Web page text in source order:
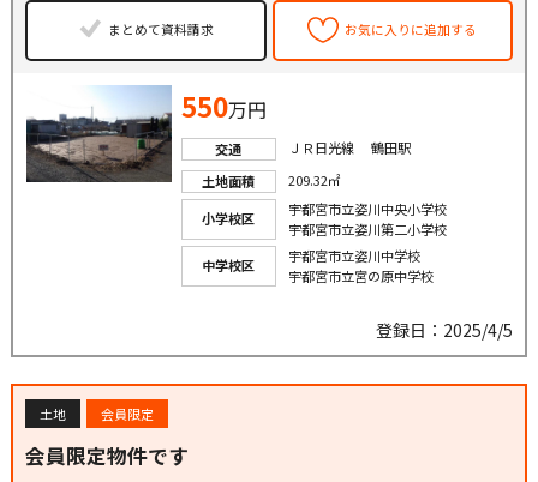
まとめて資料請求 お気に入りに追加する
550万円
交通
ＪＲ日光線 鶴田駅
土地面積
209.32㎡
小学校区
宇都宮市立姿川中央小学校
宇都宮市立姿川第二小学校
中学校区
宇都宮市立姿川中学校
宇都宮市立宮の原中学校
登録日：2025/4/5
土地 会員限定
会員限定物件です